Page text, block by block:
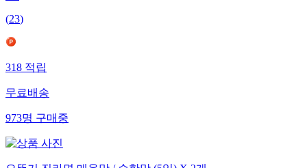
(23)
318적립
무료배송
973명구매중